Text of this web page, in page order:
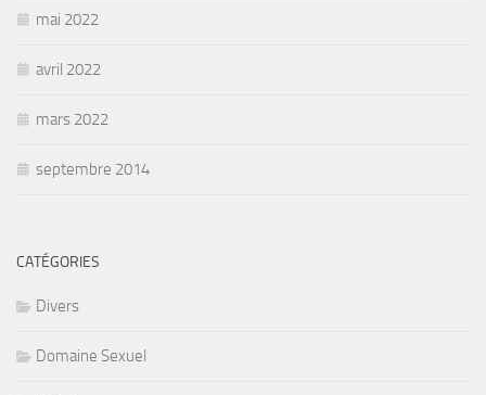
mai 2022
avril 2022
mars 2022
septembre 2014
CATÉGORIES
Divers
Domaine Sexuel